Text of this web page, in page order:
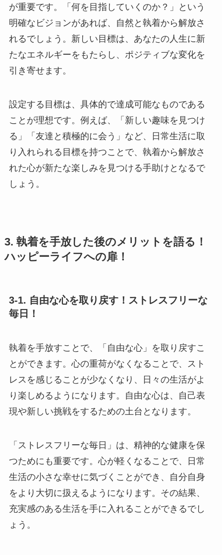
が重要です。「何を目指していくのか？」という
明確なビジョンがあれば、自然と執着から解放さ
れるでしょう。新しい目標は、あなたの人生に新
たなエネルギーをもたらし、ポジティブな変化を
引き寄せます。
設定する目標は、具体的で達成可能なものである
ことが理想です。例えば、「新しい趣味を見つけ
る」「友達と積極的に会う」など、日常生活に取
り入れられる目標を持つことで、執着から解放さ
れた心が新たな楽しみを見つける手助けとなるで
しょう。
3. 執着を手放した後のメリットを語る！
ハッピーライフへの扉！
3-1. 自由な心を取り戻す！ストレスフリーな
毎日！
執着を手放すことで、「自由な心」を取り戻すこ
とができます。心の重荷がなくなることで、スト
レスを感じることが少なくなり、日々の生活がよ
り楽しめるようになります。自由な心は、自己表
現や新しい挑戦をするための土台となります。
「ストレスフリーな毎日」は、精神的な健康を保
つためにも重要です。心が軽くなることで、日常
生活の小さな幸せに気づくことができ、自分自身
をより大切に扱えるようになります。その結果、
充実感のある生活を手に入れることができるでし
ょう。